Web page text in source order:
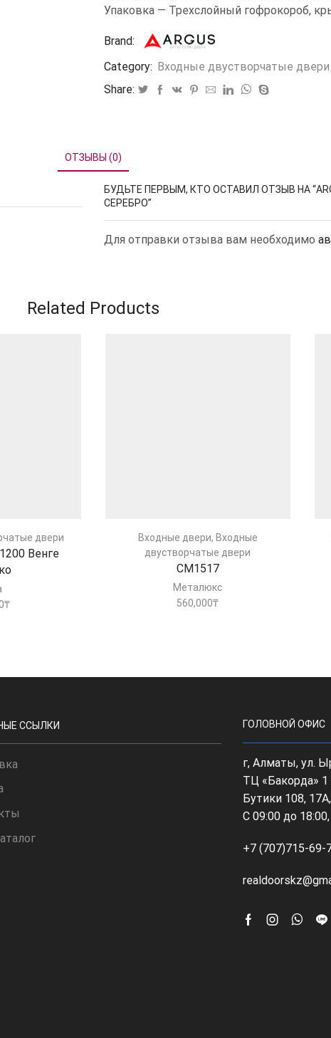
Упаковка — Трехслойный гофрокороб,
Brand:
Category: Входные двустворчатые двери
Share:
ОТЗЫВЫ (0)
БУДЬТЕ ПЕРВЫМ, КТО ОСТАВИЛ ОТЗЫВ НА
СЕРЕБРО”
Для отправки отзыва вам необходимо
Related Products
двери
Венге
₸
Входные двери, Входные
двустворчатые двери
СМ1517
Металюкс
560,000₸
ССЫЛКИ ГОЛОВНОЙ ОФИС
г, Алматы, ул.
ТЦ «Бакорда»
Бутики 108,
С 09:00 до
+7 (707)715-69-
FacebookInstagram